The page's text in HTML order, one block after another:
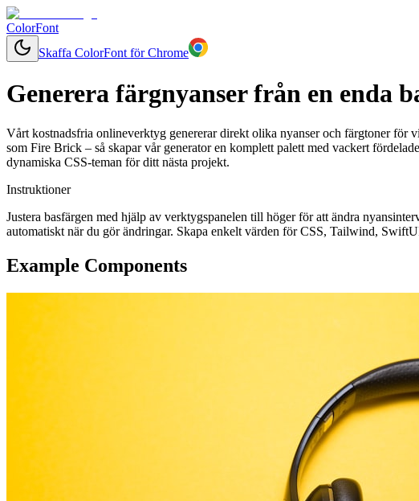
ColorFont
Skaffa ColorFont för Chrome
Generera färgnyanser från en enda
Vårt kostnadsfria onlineverktyg genererar direkt olika nyanser och färgtoner för
som Fire Brick – så skapar vår generator en komplett palett med vackert
dynamiska CSS-teman för ditt nästa projekt.
Instruktioner
Justera basfärgen med hjälp av verktygspanelen till höger för att ändra
automatiskt när du gör ändringar. Skapa enkelt värden för CSS, Tailwind,
Example Components